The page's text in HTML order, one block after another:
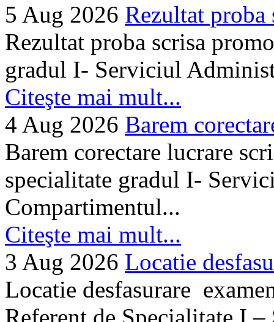
5 Aug 2026 Rezultat proba
Rezultat proba scrisa
gradul I- Serviciul
Citeşte mai mult...
4 Aug 2026 Barem
Barem corectare lucrare
specialitate gradul I-
Compartimentul...
Citeşte mai mult...
3 Aug 2026 Locatie
Locatie desfasurare
Referent de Specialitate I